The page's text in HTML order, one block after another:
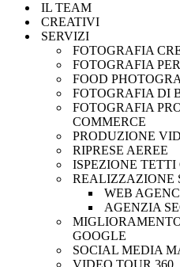
IL TEAM
CREATIVI
SERVIZI
FOTOGRAFIA
FOTOGRAFIA
FOOD
FOTOGRAFIA DI
FOTOGRAFIA
COMMERCE
PRODUZIONE
RIPRESE AEREE
ISPEZIONE TETTI
REALIZZAZIONE
WEB
AGENZIA
GOOGLE
SOCIAL MEDIA
VIDEO TOUR 360